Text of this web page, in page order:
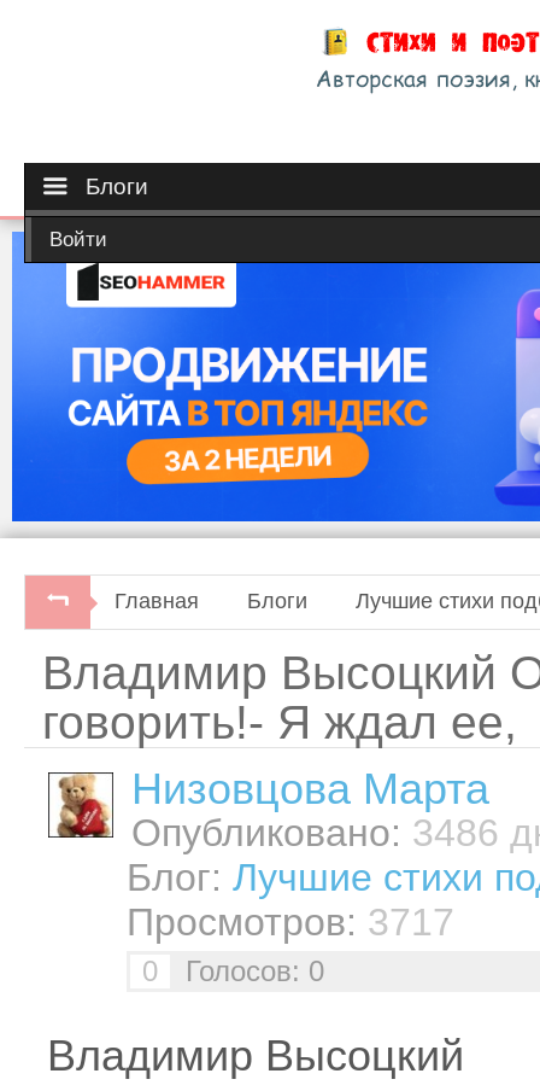
Блоги
Войти
Главная Блоги Лучшие стихи
Владимир Высоцкий
говорить!- Я ждал ее,
Низовцова Марта
Опубликовано: 3486
Блог: Лучшие стихи
Просмотров: 3717
0 Голосов: 0
Владимир Высоцкий